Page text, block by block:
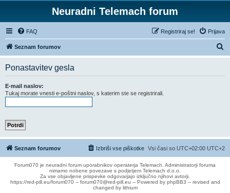
Neuradni Telemach forum
FAQ Prijava
Registriraj se!
Seznam forumov
s
Ponastavitev gesla
E-mail naslov:
Tukaj morate vnesti e-poštni naslov, s katerim ste se registrirali.
Seznam forumov Vsi časi so UTC+02:00 UTC+2
Izbriši vse piškotke
Forum070 je neuradni forum uporabnikov operaterja Telemach. Administratorji foruma
nimamo nobene povezave s podjetjem Telemach d.o.o.
Za vse objavljene prispevke odgovarjajo izključno njihovi avtorji.
https://red-pill.eu/forum070 -- forum070@red-pill.eu -- Powered by phpBB3 -- revised and
changed by lithium